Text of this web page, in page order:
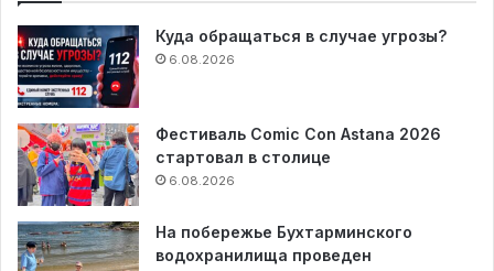
Куда обращаться в случае угрозы?
6.08.2026
Фестиваль Comic Con Astana 2026
стартовал в столице
6.08.2026
На побережье Бухтарминского
водохранилища проведен